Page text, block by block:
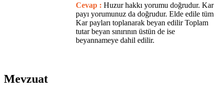
Cevap : Huzur hakkı yorumu doğrudur. Kar
payı yorumunuz da doğrudur. Elde edile tüm
Kar payları toplanarak beyan edilir Toplam
tutar beyan sınırının üstün de ise
beyannameye dahil edilir.
Mevzuat